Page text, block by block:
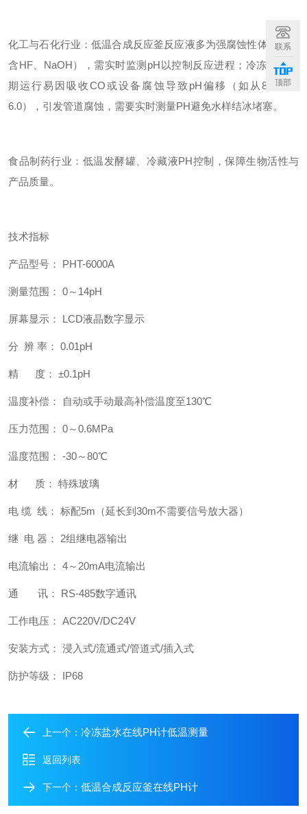
化工与石化行业：低温合成反应釜反应液多为强腐蚀性体系（如
含HF、NaOH），需实时监测pH以控制反应进程；冷冻盐水长
期运行易因吸收CO或设备腐蚀导致pH偏移（如从8.5降至
6.0），引发管道腐蚀，需要实时测量PH避免水样结冰堵塞。
食品制药行业：低温发酵罐、冷藏液PH控制，保障生物活性与
产品质量。
技术指标
产品型号： PHT-6000A
测量范围： 0～14pH
屏幕显示： LCD液晶数字显示
分 辨 率： 0.01pH
精 度： ±0.1pH
温度补偿： 自动或手动最高补偿温度至130℃
压力范围： 0～0.6MPa
温度范围： -30～80℃
材 质： 特殊玻璃
电 缆 线： 标配5m（延长到30m不需要信号放大器）
继 电 器： 2组继电器输出
电流输出： 4～20mA电流输出
通 讯： RS-485数字通讯
工作电压： AC220V/DC24V
安装方式： 浸入式/流通式/管道式/插入式
防护等级： IP68
上一个： 冷冻盐水在线PH计低温测量
返回列表
下一个： 低温合成反应釜在线PH计
联系
顶部